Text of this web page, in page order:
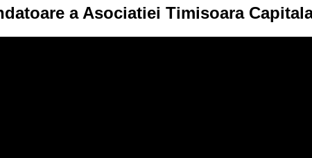
a Asociatiei Timisoara